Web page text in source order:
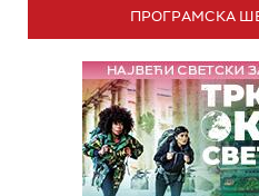
ПРОГРАМСКА